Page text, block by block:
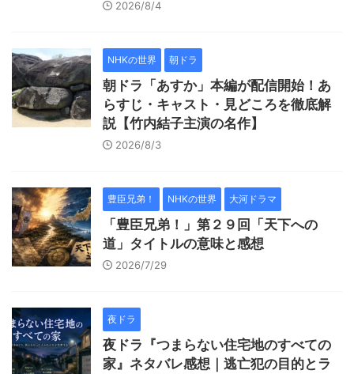
2026/8/4
NHKの世界 朝ドラ
朝ドラ「あすか」本編が配信開始！あ
らすじ・キャスト・見どころを徹底解
説【竹内結子主演の名作】
2026/8/3
豊臣兄弟！ NHKの世界 大河ドラマ
「豊臣兄弟！」第２９回「天下への
道」タイトルの意味と感想
2026/7/29
夜ドラ
夜ドラ『つまらない住宅地のすべての
家』ネタバレ感想｜逃亡犯の目的とラ